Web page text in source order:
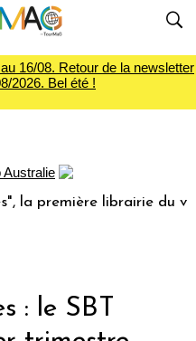
16/08. Retour de la newsletter
2026. Bel été !
librairie du voyage
: le SBT